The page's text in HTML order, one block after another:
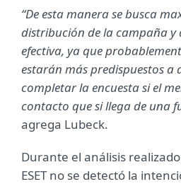
“De esta manera se busca
distribución de la campaña y
efectiva, ya que
estarán más predispuestos a
completar la encuesta si el
contacto que si llega de una
agrega Lubeck.
Durante el análisis
ESET no se detectó la